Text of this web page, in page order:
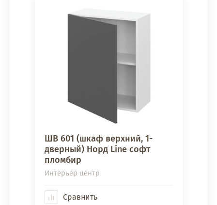
ШВ 601 (шкаф верхний, 1-
дверный) Норд Line софт
пломбир
Интерьер центр
Сравнить